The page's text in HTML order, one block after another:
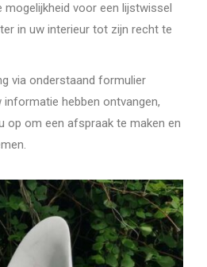
mogelijkheid voor een lijstwissel
in uw interieur tot zijn recht te
via onderstaand formulier
informatie hebben ontvangen,
op om een afspraak te maken en